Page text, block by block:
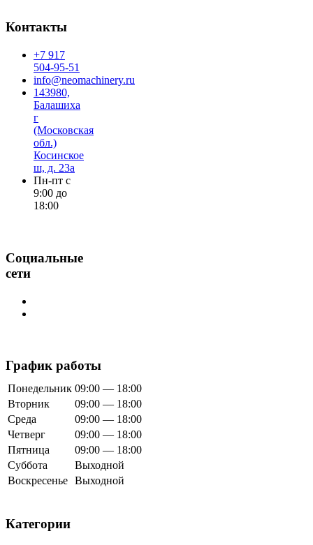
Контакты
+7 917
504-95-51
info@neomachinery.ru
143980,
Балашиха
г
(Московская
обл.)
Косинское
ш, д. 23а
Пн-пт с
9:00 до
18:00
Социальные
сети
График работы
Понедельник 09:00 — 18:00
Вторник
09:00 — 18:00
Среда
09:00 — 18:00
Четверг
09:00 — 18:00
Пятница
09:00 — 18:00
Суббота
Выходной
Воскресенье Выходной
Категории